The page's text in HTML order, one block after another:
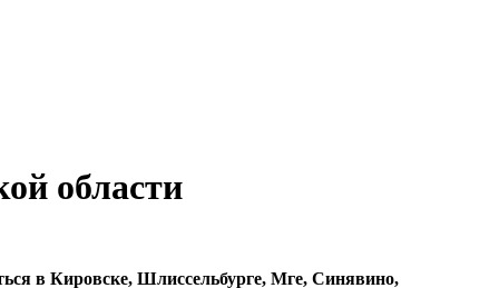
области
в Кировске, Шлиссельбурге, Мге, Синявино,